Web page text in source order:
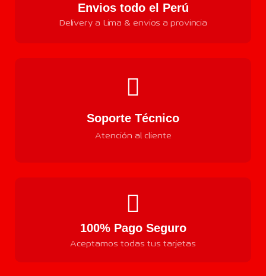
Envios todo el Perú
Delivery a Lima & envios a provincia
Soporte Técnico
Atención al cliente
100% Pago Seguro
Aceptamos todas tus tarjetas